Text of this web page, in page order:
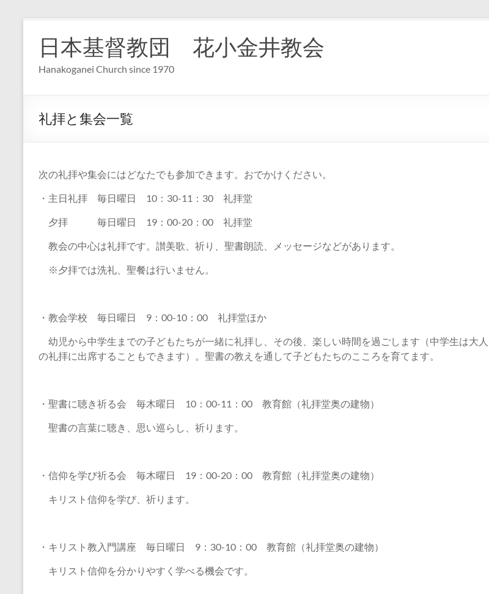
日本基督教団 花小金井教会
Hanakoganei Church since 1970
礼拝と集会一覧
次の礼拝や集会にはどなたでも参加できます。おでかけください。
・主日礼拝 毎日曜日 10：30-11：30 礼拝堂
夕拝 毎日曜日 19：00-20：00 礼拝堂
教会の中心は礼拝です。讃美歌、祈り、聖書朗読、メッセージなどがあります。
※夕拝では洗礼、聖餐は行いません。
・教会学校 毎日曜日 9：00-10：00 礼拝堂ほか
幼児から中学生までの子どもたちが一緒に礼拝し、その後、楽しい時間を過ごします（中学生は大人
の礼拝に出席することもできます）。聖書の教えを通して子どもたちのこころを育てます。
・聖書に聴き祈る会 毎木曜日 10：00-11：00 教育館（礼拝堂奥の建物）
聖書の言葉に聴き、思い巡らし、祈ります。
・信仰を学び祈る会 毎木曜日 19：00-20：00 教育館（礼拝堂奥の建物）
キリスト信仰を学び、祈ります。
・キリスト教入門講座 毎日曜日 9：30-10：00 教育館（礼拝堂奥の建物）
キリスト信仰を分かりやすく学べる機会です。